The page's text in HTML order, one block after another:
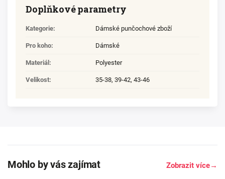
Doplňkové parametry
Kategorie: Dámské punčochové zboží
Pro koho: Dámské
Materiál : Polyester
Velikost: 35-38, 39-42, 43-46
Mohlo by vás zajímat Zobrazit více→